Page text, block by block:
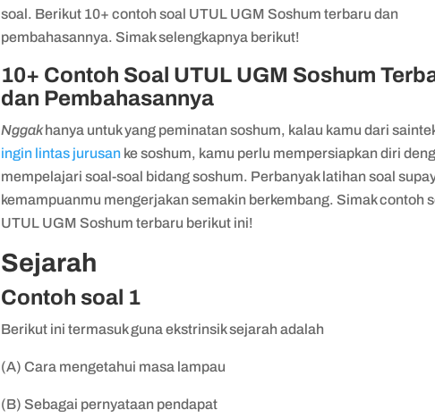
soal. Berikut 10+ contoh soal UTUL UGM Soshum terbaru dan
pembahasannya. Simak selengkapnya berikut!
10+ Contoh Soal UTUL UGM Soshum
dan Pembahasannya
Nggakhanya untuk yang peminatan soshum, kalau kamu dari
ingin lintas jurusan ke soshum, kamu perlu mempersiapkan diri
mempelajari soal-soal bidang soshum. Perbanyak latihan soal
kemampuanmu mengerjakan semakin berkembang. Simak contoh
UTUL UGM Soshum terbaru berikut ini!
Sejarah
Contoh soal 1
​​Berikut ini termasuk guna ekstrinsik sejarah adalah
(A) Cara mengetahui masa lampau
(B) Sebagai pernyataan pendapat